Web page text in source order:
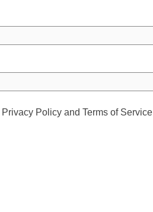
Privacy Policy and Terms of Service